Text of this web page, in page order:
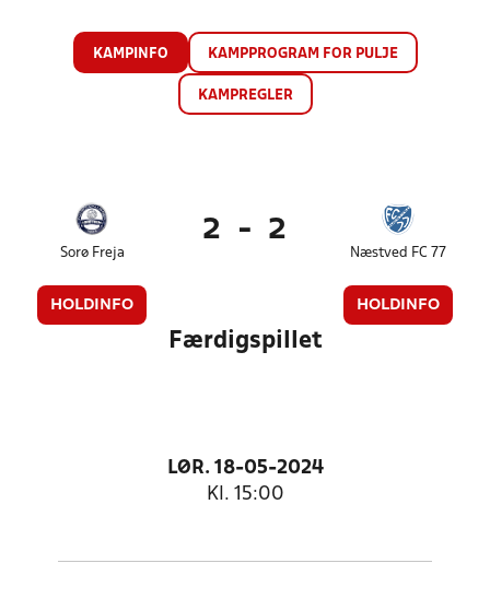
KAMPINFO KAMPPROGRAM FOR PULJE
KAMPREGLER
Sorø Freja
HOLDINFO
2 - 2
Næstved FC 77
HOLDINFO
Færdigspillet
LØR. 18-05-2024
Kl. 15:00